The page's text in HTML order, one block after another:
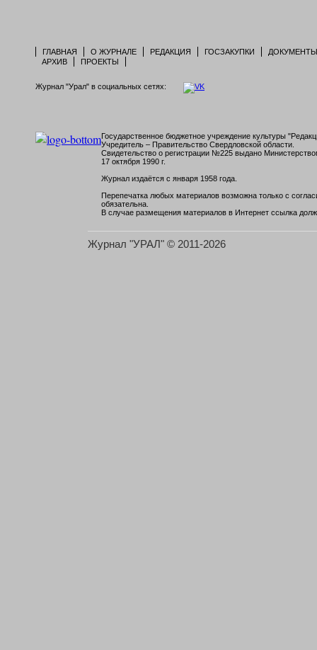
ГЛАВНАЯ О ЖУРНАЛЕ РЕДАКЦИЯ ГОСЗАКУПКИ
ДОКУМЕНТЫ
АРХИВ
ПРОЕКТЫ
Журнал "Урал" в социальных сетях:
Государственное бюджетное учреждение культуры
Учредитель – Правительство Свердловской области.
Свидетельство о регистрации №225 выдано
17 октября 1990 г.
Журнал издаётся с января 1958 года.
Перепечатка любых материалов возможна только с
обязательна.
В случае размещения материалов в Интернет ссылка
Журнал "УРАЛ" © 2011-2026